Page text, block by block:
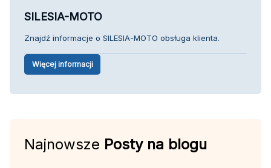
SILESIA-MOTO
Znajdź informacje o SILESIA-MOTO obsługa klienta.
Więcej informacji
Najnowsze Posty na blogu